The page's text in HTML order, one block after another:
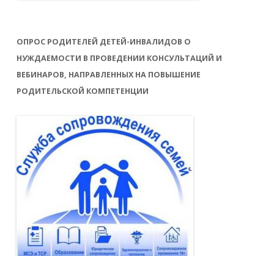
ОПРОС РОДИТЕЛЕЙ ДЕТЕЙ-ИНВАЛИДОВ О
НУЖДАЕМОСТИ В ПРОВЕДЕНИИ КОНСУЛЬТАЦИЙ И
ВЕБИНАРОВ, НАПРАВЛЕННЫХ НА ПОВЫШЕНИЕ
РОДИТЕЛЬСКОЙ КОМПЕТЕНЦИИ